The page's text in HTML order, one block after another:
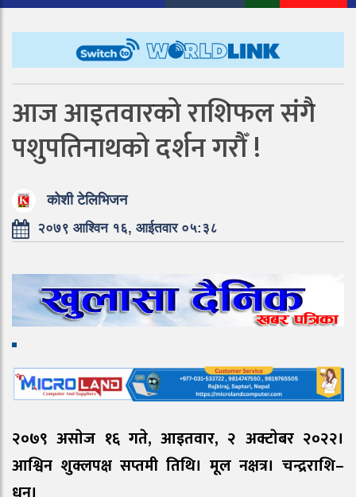
आज आइतवारको राशिफल संगै
पशुपतिनाथको दर्शन गरौँ !
कोशी टेलिभिजन
२०७९ आश्विन १६, आईतवार ०५:३८
२०७९ असाेज १६ गते, आइतवार, २ अक्टाेबर २०२२।
आश्विन शुक्लपक्ष सप्तमी तिथि। मूल नक्षत्र। चन्द्रराशि–